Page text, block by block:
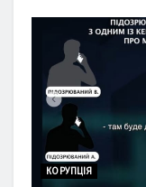
КОРУПЦІЯ